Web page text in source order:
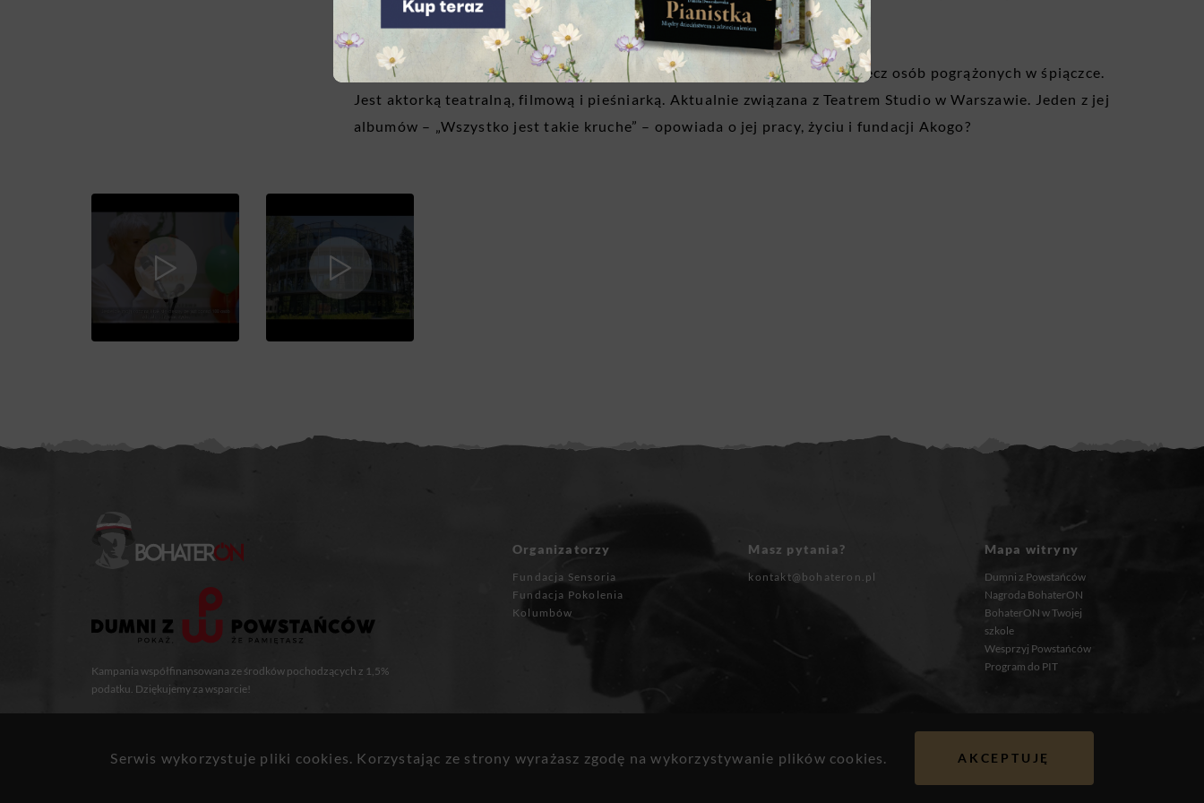
Serwis wykorzystuje pliki cookies. Korzystając ze strony wyrażasz zgodę na wykorzystywanie plików cookies. AKCEPTUJĘ
wielu chorych po ciężkich urazach mózgu jedyna szansa na wybudzenie.
Ewa Błaszczyk zajmuje się nie tylko prowadzeniem fundacji i pracą na rzecz osób pogrążonych w śpiączce.
Jest aktorką teatralną, filmową i pieśniarką. Aktualnie związana z Teatrem Studio w Warszawie. Jeden z jej
albumów – „Wszystko jest takie kruche” – opowiada o jej pracy, życiu i fundacji Akogo?
Kampania współfinansowana ze środków pochodzących z 1,5%
podatku. Dziękujemy za wsparcie!
Organizatorzy
Fundacja Sensoria
Fundacja Pokolenia
Kolumbów
Masz pytania?
kontakt@bohateron.pl
Mapa witryny
Dumni z Powstańców
Nagroda BohaterON
BohaterON w Twojej
szkole
Wesprzyj Powstańców
Program do PIT
© 2019 BohaterON All rights reserved